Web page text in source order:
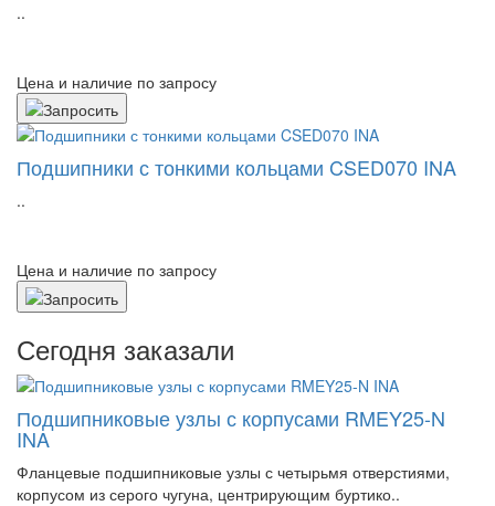
..
Цена и наличие по запросу
Подшипники с тонкими кольцами CSED070 INA
..
Цена и наличие по запросу
Сегодня заказали
Подшипниковые узлы с корпусами RMEY25-N
INA
Фланцевые подшипниковые узлы с четырьмя отверстиями,
корпусом из серого чугуна, центрирующим буртико..